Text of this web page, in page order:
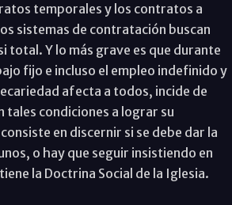
temporales y los contratos a
sistemas de contratación buscan
total. Y lo más grave es que durante
fijo e incluso el empleo indefinido y
afecta a todos, incide de
tales condiciones a lograr su
en discernir si se debe dar la
o hay que seguir insistiendo en
la Doctrina Social de la Iglesia.